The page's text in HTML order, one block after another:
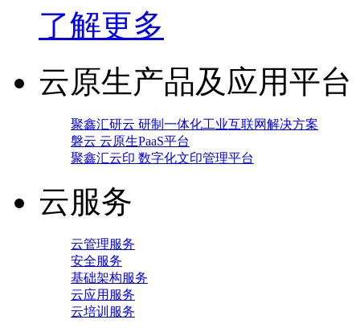
了解更多
云原生产品及应用平台
聚鑫汇研云 研制一体化工业互联网解决方案
磐云 云原生PaaS平台
聚鑫汇云印 数字化文印管理平台
云服务
云管理服务
安全服务
基础架构服务
云应用服务
云培训服务